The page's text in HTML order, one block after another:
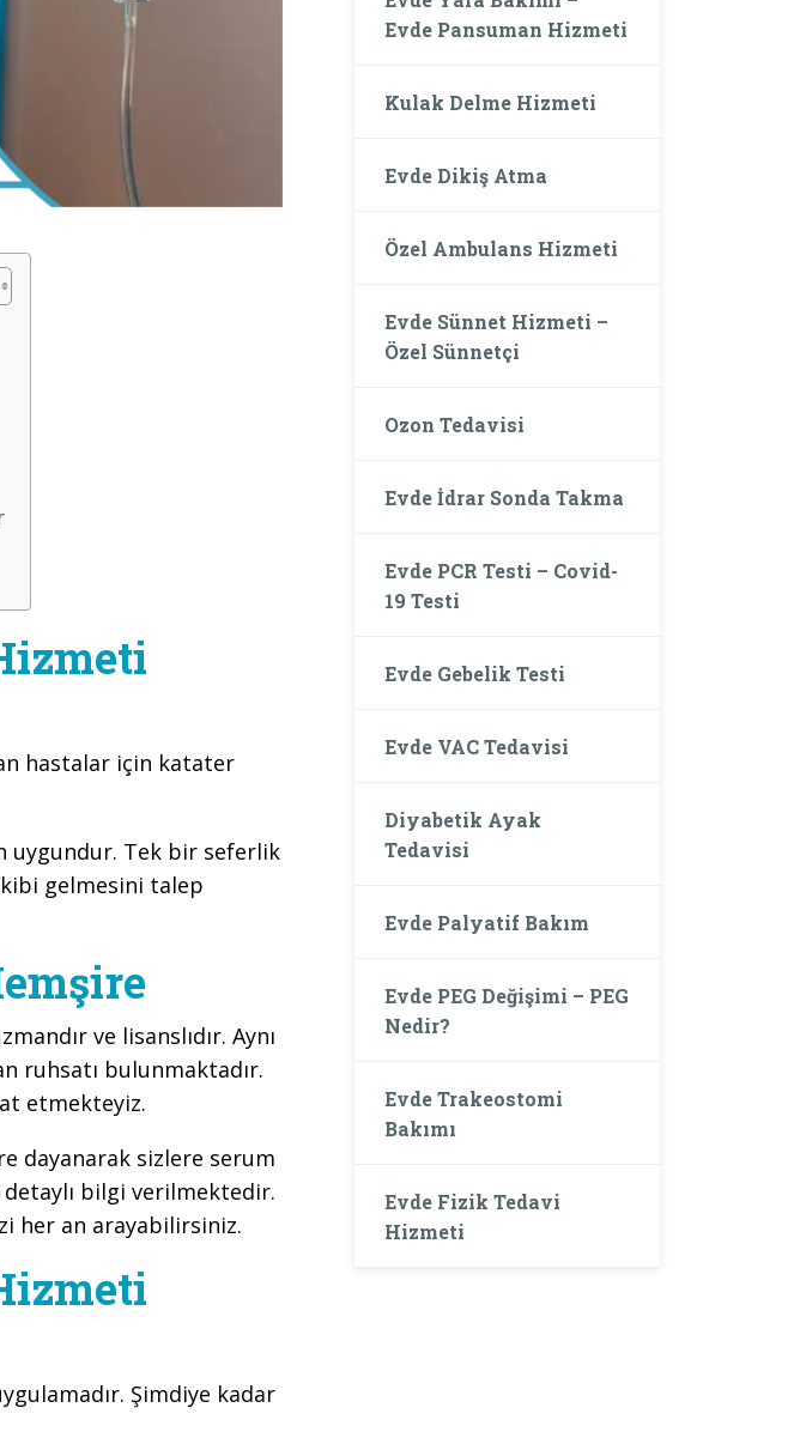
hastalar için katater
uygundur. Tek bir seferlik
gelmesini talep
ve lisanslıdır. Aynı
ruhsatı bulunmaktadır.
etmekteyiz.
dayanarak sizlere serum
detaylı bilgi verilmektedir.
her an arayabilirsiniz.
Şimdiye kadar
Evde Pansuman Hizmeti
Kulak Delme Hizmeti
Evde Dikiş Atma
Özel Ambulans Hizmeti
Evde Sünnet Hizmeti –
Özel Sünnetçi
Ozon Tedavisi
Evde İdrar Sonda Takma
Evde PCR Testi – Covid-
19 Testi
Evde Gebelik Testi
Evde VAC Tedavisi
Diyabetik Ayak
Tedavisi
Evde Palyatif Bakım
Evde PEG Değişimi – PEG
Nedir?
Evde Trakeostomi
Bakımı
Evde Fizik Tedavi
Hizmeti